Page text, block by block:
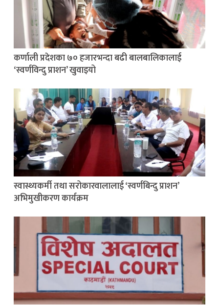
कर्णाली प्रदेशका ७० हजारभन्दा बढी बालबालिकालाई
‘स्वर्णविन्दु प्राशन’ खुवाइयो
स्वास्थ्यकर्मी तथा सरोकारवालालाई ‘स्वर्णबिन्दु प्राशन’
अभिमुखीकरण कार्यक्रम